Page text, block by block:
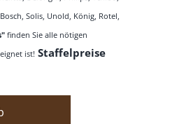
Solis, Unold, König, Rotel,
finden Sie alle nötigen
ist! Staffelpreise